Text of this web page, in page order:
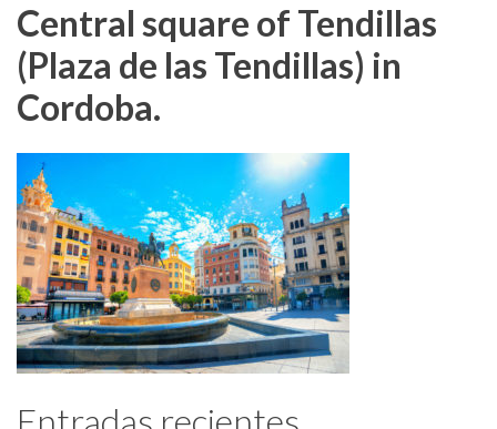
Central square of Tendillas
(Plaza de las Tendillas) in
Cordoba.
Entradas recientes